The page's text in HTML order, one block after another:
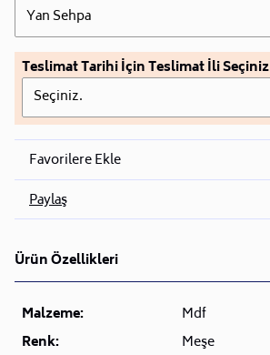
Yan Sehpa
Teslimat Tarihi İçin Teslimat İli Seçiniz
Seçiniz.
Favorilere Ekle
Paylaş
Ürün Özellikleri
Malzeme:
Mdf
Renk:
Meşe